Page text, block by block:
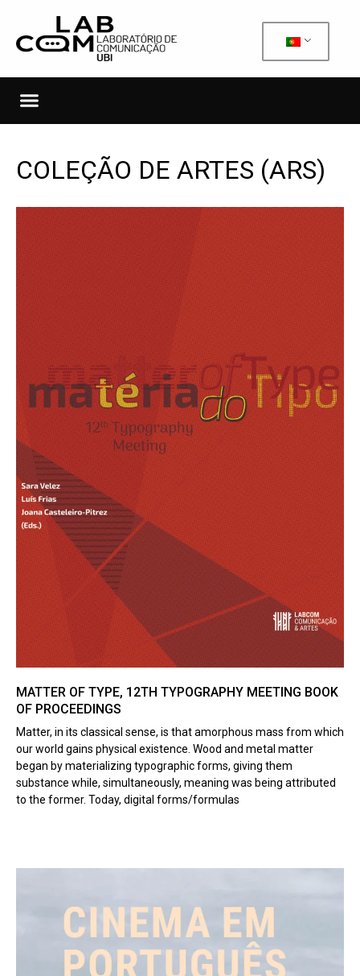
COLEÇÃO DE ARTES (ARS)
MATTER OF TYPE, 12TH TYPOGRAPHY MEETING BOOK
OF PROCEEDINGS
Matter, in its classical sense, is that amorphous mass from which
our world gains physical existence. Wood and metal matter
began by materializing typographic forms, giving them
substance while, simultaneously, meaning was being attributed
to the former. Today, digital forms/formulas